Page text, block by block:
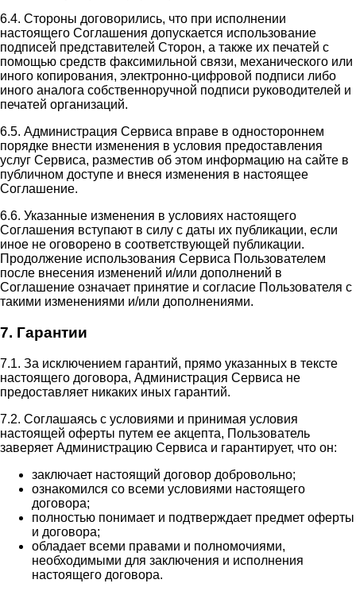
6.4. Стороны договорились, что при исполнении
настоящего Соглашения допускается использование
подписей представителей Сторон, а также их печатей с
помощью средств факсимильной связи, механического или
иного копирования, электронно-цифровой подписи либо
иного аналога собственноручной подписи руководителей и
печатей организаций.
6.5. Администрация Сервиса вправе в одностороннем
порядке внести изменения в условия предоставления
услуг Сервиса, разместив об этом информацию на сайте в
публичном доступе и внеся изменения в настоящее
Соглашение.
6.6. Указанные изменения в условиях настоящего
Соглашения вступают в силу с даты их публикации, если
иное не оговорено в соответствующей публикации.
Продолжение использования Сервиса Пользователем
после внесения изменений и/или дополнений в
Соглашение означает принятие и согласие Пользователя с
такими изменениями и/или дополнениями.
7. Гарантии
7.1. За исключением гарантий, прямо указанных в тексте
настоящего договора, Администрация Сервиса не
предоставляет никаких иных гарантий.
7.2. Соглашаясь с условиями и принимая условия
настоящей оферты путем ее акцепта, Пользователь
заверяет Администрацию Сервиса и гарантирует, что он:
заключает настоящий договор добровольно;
ознакомился со всеми условиями настоящего
договора;
полностью понимает и подтверждает предмет оферты
и договора;
обладает всеми правами и полномочиями,
необходимыми для заключения и исполнения
настоящего договора.